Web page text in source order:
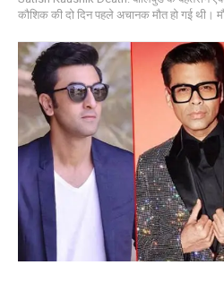
कौशिक की दो दिन पहले अचानक मौत हो गई थी।